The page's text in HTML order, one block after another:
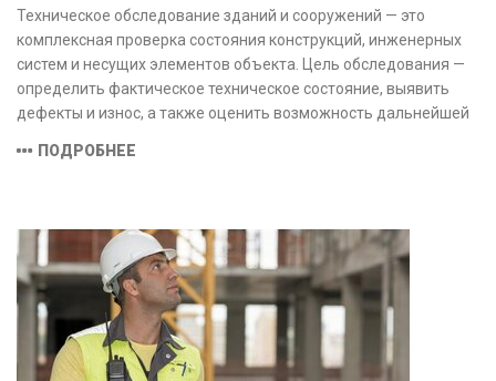
Техническое обследование зданий и сооружений — это
комплексная проверка состояния конструкций, инженерных
систем и несущих элементов объекта. Цель обследования —
определить фактическое техническое состояние, выявить
дефекты и износ, а также оценить возможность дальнейшей
ПОДРОБНЕЕ